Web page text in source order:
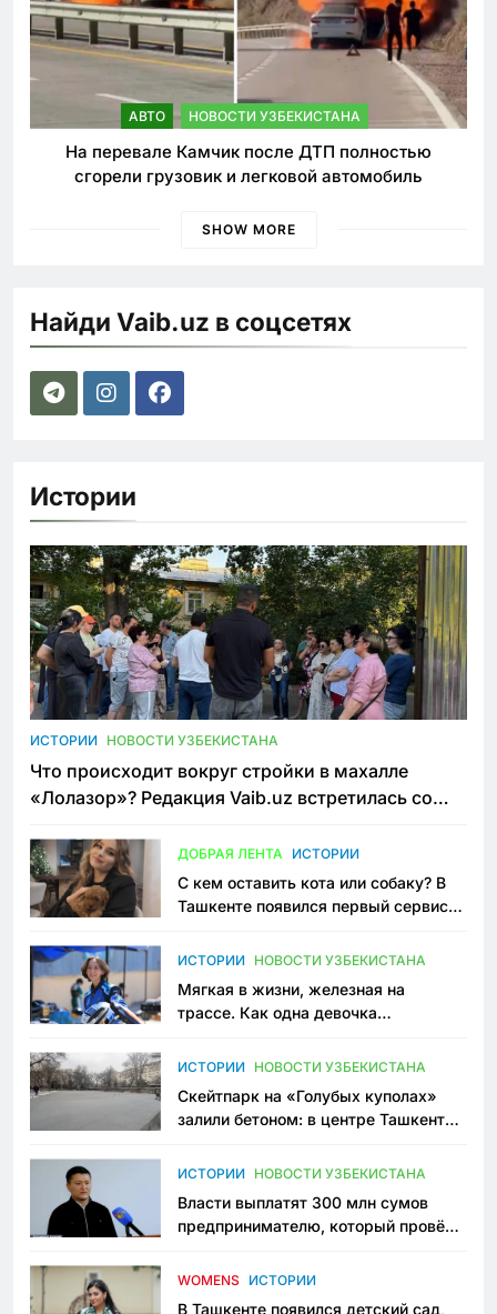
АВТО НОВОСТИ УЗБЕКИСТАНА
На перевале Камчик после ДТП полностью
сгорели грузовик и легковой автомобиль
SHOW MORE
Найди Vaib.uz в соцсетях
Истории
ИСТОРИИ НОВОСТИ УЗБЕКИСТАНА
Что происходит вокруг стройки в махалле
«Лолазор»? Редакция Vaib.uz встретилась со
ДОБРАЯ ЛЕНТА ИСТОРИИ
С кем оставить кота или собаку? В
Ташкенте появился первый сервис
ИСТОРИИ НОВОСТИ УЗБЕКИСТАНА
Мягкая в жизни, железная на
трассе. Как одна девочка
Узбекистане
ИСТОРИИ НОВОСТИ УЗБЕКИСТАНА
Скейтпарк на «Голубых куполах»
залили бетоном: в центре Ташкента
пространство
ИСТОРИИ НОВОСТИ УЗБЕКИСТАНА
Власти выплатят 300 млн сумов
предпринимателю, который провёл
приговору
WOMENS ИСТОРИИ
В Ташкенте появился детский сад,